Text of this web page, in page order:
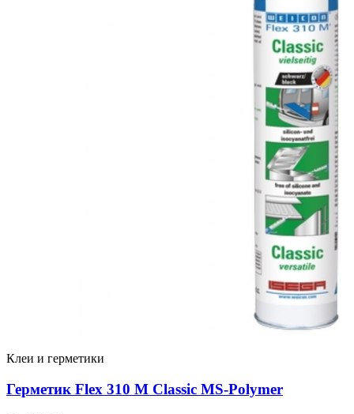
Клеи и герметики
Герметик Flex 310 M Classic MS-Polymer